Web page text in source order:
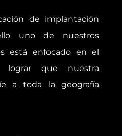
de implantación
uno de nuestros
está enfocado en el
lograr que nuestra
a toda la geografía